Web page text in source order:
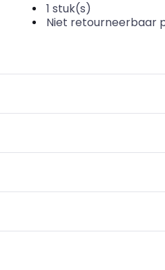
1 stuk(s)
Niet retourneerbaar